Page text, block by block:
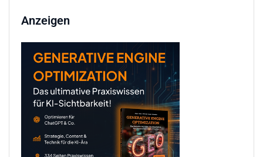
Anzeigen